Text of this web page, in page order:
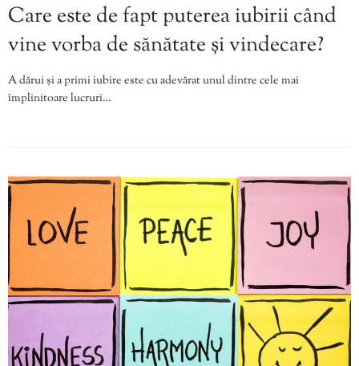
Care este de fapt puterea iubirii când
vine vorba de sănătate și vindecare?
A dărui și a primi iubire este cu adevărat unul dintre cele mai
împlinitoare lucruri…